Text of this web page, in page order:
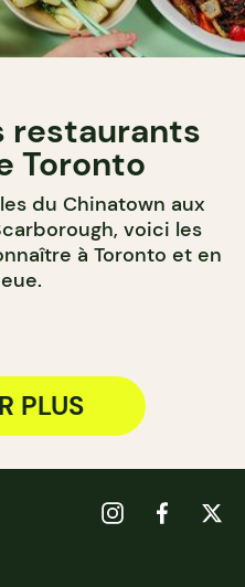
restaurants
Toronto
du Chinatown aux
voici les
à Toronto et en
PLUS